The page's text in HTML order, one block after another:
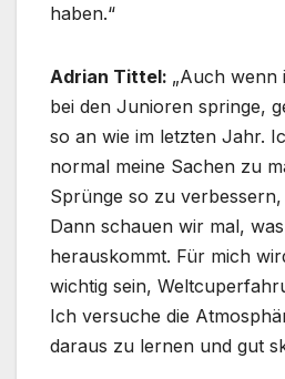
haben.“
Adrian Tittel: „Auch wenn
bei den Junioren springe,
so an wie im letzten Jahr.
normal meine Sachen zu
Sprünge so zu verbessern,
Dann schauen wir mal,
herauskommt. Für mich
wichtig sein,
Ich versuche die
daraus zu lernen und gut